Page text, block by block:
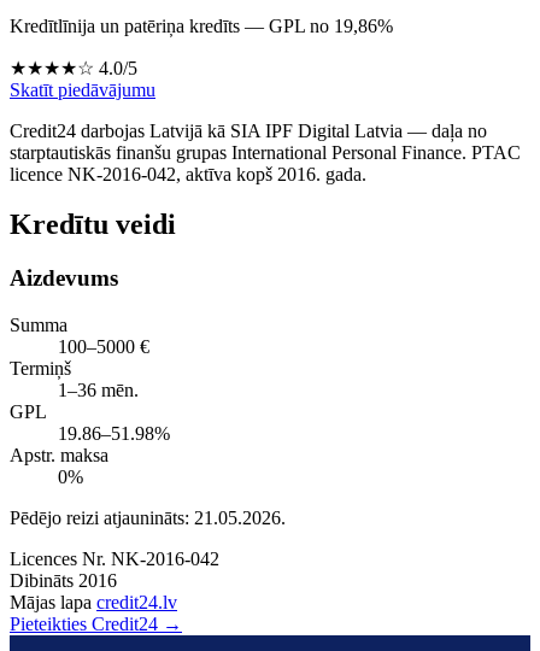
Kredītlīnija un patēriņa kredīts — GPL no 19,86%
★★★★☆ 4.0/5
Skatīt piedāvājumu
Credit24 darbojas Latvijā kā SIA IPF Digital Latvia — daļa no
starptautiskās finanšu grupas International Personal Finance. PTAC
licence NK-2016-042, aktīva kopš 2016. gada.
Kredītu veidi
Aizdevums
Summa
100–5000 €
Termiņš
1–36 mēn.
GPL
19.86–51.98%
Apstr. maksa
0%
Pēdējo reizi atjaunināts: 21.05.2026.
Licences Nr. NK-2016-042
Dibināts 2016
Mājas lapa credit24.lv
Pieteikties Credit24 →